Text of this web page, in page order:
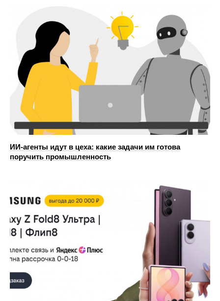
ИИ-агенты идут в цеха: какие задачи им готова
поручить промышленность